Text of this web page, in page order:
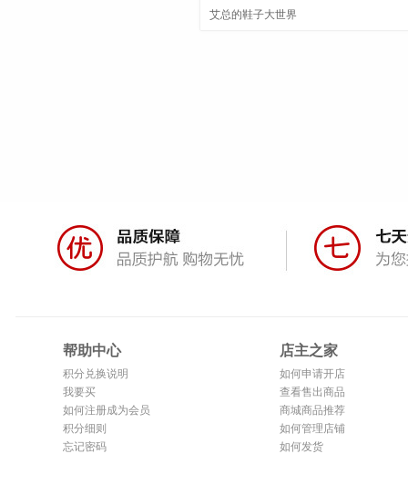
艾总的鞋子大世界
帮助中心
积分兑换说明
我要买
如何注册成为会员
积分细则
忘记密码
店主之家
如何申请开店
查看售出商品
商城商品推荐
如何管理店铺
如何发货